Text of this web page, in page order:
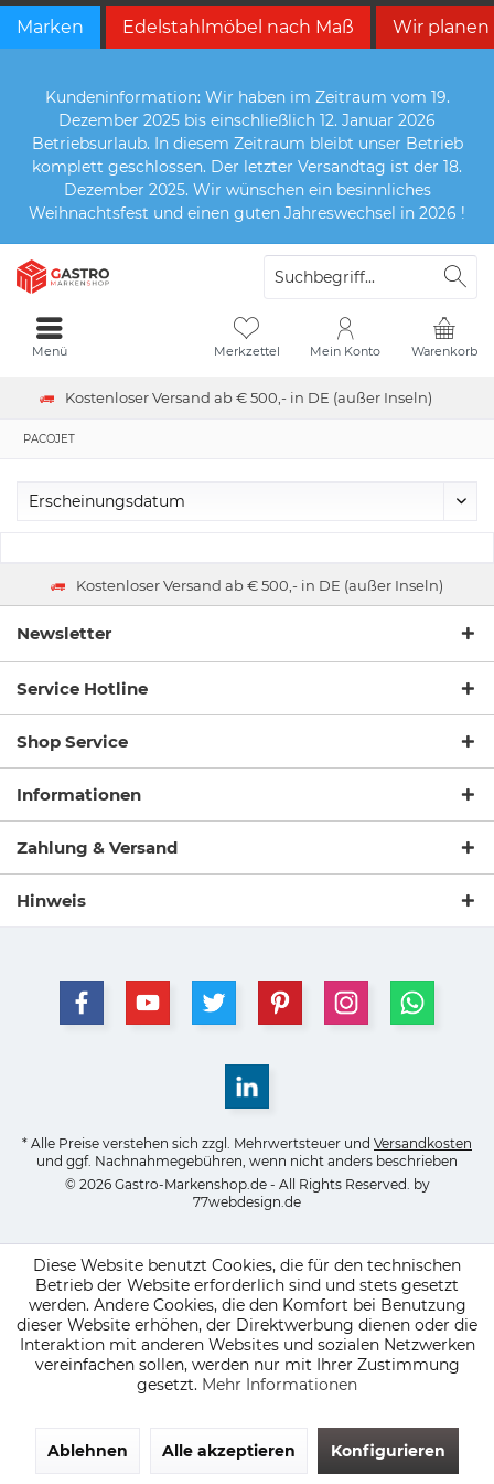
Marken Edelstahlmöbel nach Maß Wir planen
Kundeninformation: Wir haben im Zeitraum vom 19.
Dezember 2025 bis einschließlich 12. Januar 2026
Betriebsurlaub. In diesem Zeitraum bleibt unser Betrieb
komplett geschlossen. Der letzter Versandtag ist der 18.
Dezember 2025. Wir wünschen ein besinnliches
Weihnachtsfest und einen guten Jahreswechsel in 2026 !
Kostenloser Versand ab € 500,- in DE (außer Inseln)
Warenkorb
Merkzettel Mein Konto
Menü
PACOJET
Kostenloser Versand ab € 500,- in DE (außer Inseln)
Newsletter
Service Hotline
Shop Service
Informationen
Zahlung & Versand
Hinweis
* Alle Preise verstehen sich zzgl. Mehrwertsteuer und Versandkosten
und ggf. Nachnahmegebühren, wenn nicht anders beschrieben
© 2026 Gastro-Markenshop.de - All Rights Reserved. by
77webdesign.de
Diese Website benutzt Cookies, die für den technischen
Betrieb der Website erforderlich sind und stets gesetzt
werden. Andere Cookies, die den Komfort bei Benutzung
dieser Website erhöhen, der Direktwerbung dienen oder die
Interaktion mit anderen Websites und sozialen Netzwerken
vereinfachen sollen, werden nur mit Ihrer Zustimmung
gesetzt. Mehr Informationen
Ablehnen Alle akzeptieren Konfigurieren